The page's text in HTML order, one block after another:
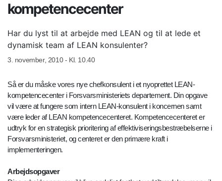
kompetencecenter
Har du lyst til at arbejde med LEAN og til at lede et
dynamisk team af LEAN konsulenter?
3. november, 2010 - Kl. 10.40
Så er du måske vores nye chefkonsulent i et nyoprettet LEAN-
kompetencecenter i Forsvarsministeriets departement. Din opgave
vil være at fungere som intern LEAN-konsulent i koncernen samt
være leder af LEAN kompetencecenteret. Kompetencecenteret er
udtryk for en strategisk prioritering af effektiviseringsbestræbelserne i
Forsvarsministeriet, og centeret er den primære kraft i
implementeringen.
Arbejdsopgaver